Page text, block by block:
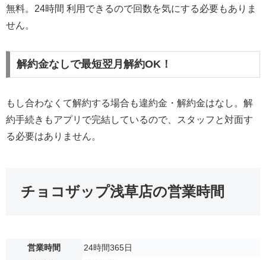
無料。24時間 利用できるので回数を気にする必要もありま
せん。
解約金なしで最短翌月解約OK！
もし合わなくて解約する場合も違約金・解約金はなし。解
約手続きもアプリで完結しているので、スタッフと対面す
る必要はありません。
チョコザップ浅草店の営業時間
営業時間
24時間365日